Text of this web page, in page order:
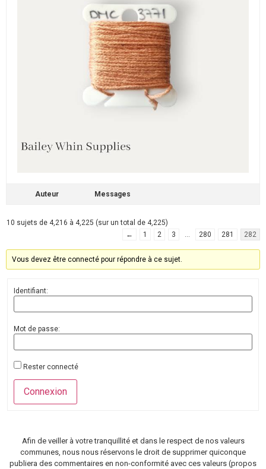
Auteur Messages
10 sujets de 4,216 à 4,225 (sur un total de 4,225)
←
1 2 3 … 280 281 282
Vous devez être connecté pour répondre à ce sujet.
Identifiant:
Mot de passe:
Rester connecté
Connexion
Afin de veiller à votre tranquillité et dans le respect de nos valeurs
communes, nous nous réservons le droit de supprimer quiconque
publiera des commentaires en non-conformité avec ces valeurs (propos